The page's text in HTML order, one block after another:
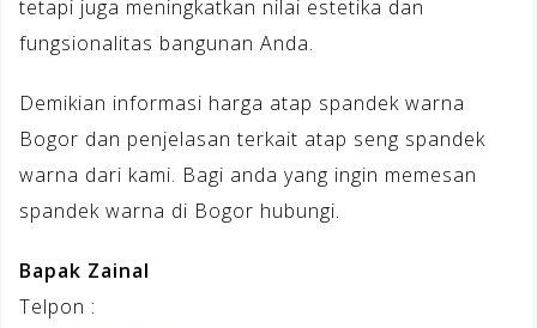
tetapi juga meningkatkan nilai estetika dan
fungsionalitas bangunan Anda.
Demikian informasi harga atap spandek warna
Bogor dan penjelasan terkait atap seng spandek
warna dari kami. Bagi anda yang ingin memesan
spandek warna di Bogor hubungi.
Bapak Zainal
Telpon :